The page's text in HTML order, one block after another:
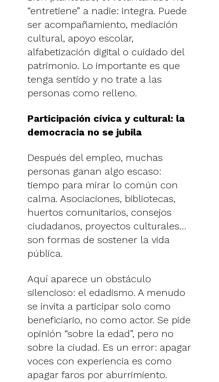
“entretiene” a nadie: integra. Puede
ser acompañamiento, mediación
cultural, apoyo escolar,
alfabetización digital o cuidado del
patrimonio. Lo importante es que
tenga sentido y no trate a las
personas como relleno.
Participación cívica y cultural: la
democracia no se jubila
Después del empleo, muchas
personas ganan algo escaso:
tiempo para mirar lo común con
calma. Asociaciones, bibliotecas,
huertos comunitarios, consejos
ciudadanos, proyectos culturales…
son formas de sostener la vida
pública.
Aquí aparece un obstáculo
silencioso: el edadismo. A menudo
se invita a participar solo como
beneficiario, no como actor. Se pide
opinión “sobre la edad”, pero no
sobre la ciudad. Es un error: apagar
voces con experiencia es como
apagar faros por aburrimiento.